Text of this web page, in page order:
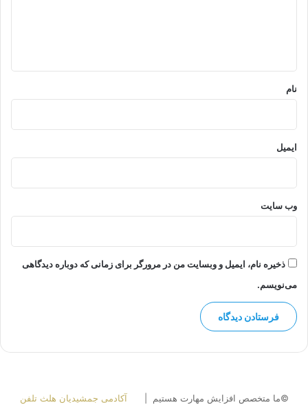
نام
ایمیل
وب‌ سایت
ذخیره نام، ایمیل و وبسایت من در مرورگر برای زمانی که دوباره دیدگاهی
می‌نویسم.
©ما متخصص افزایش مهارت هستیم | آکادمی جمشیدیان هلث تلفن